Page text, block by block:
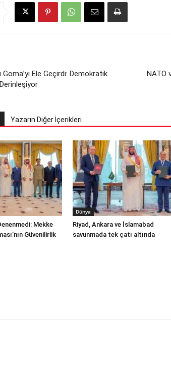
Goma’yı Ele Geçirdi: Demokratik
NATO
Yazarın Diğer İçerikleri
Mekke
Güvenilirlik
Dünya
Riyad, Ankara ve İslamabad
savunmada tek çatı altında